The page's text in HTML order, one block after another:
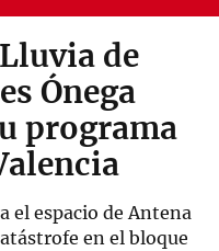
de
Ónega
programa
el espacio de Antena
en el bloque